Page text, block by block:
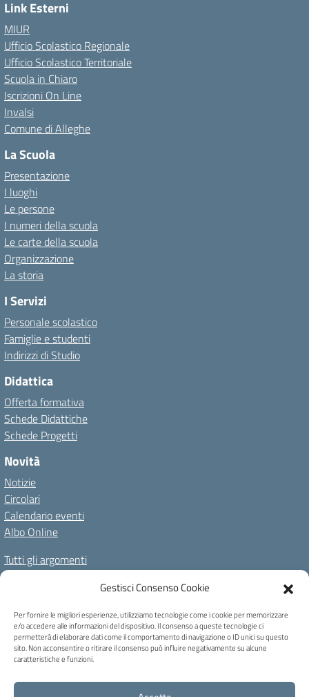
Gestisci Consenso Cookie
Per fornire le migliori esperienze, utilizziamo tecnologie come i cookie per memorizzare
e/o accedere alle informazioni del dispositivo. Il consenso a queste tecnologie ci
permetterà di elaborare dati come il comportamento di navigazione o ID unici su questo
sito. Non acconsentire o ritirare il consenso può influire negativamente su alcune
caratteristiche e funzioni.
Link Esterni
MIUR
Ufficio Scolastico Regionale
Ufficio Scolastico Territoriale
Scuola in Chiaro
Iscrizioni On Line
Invalsi
Comune di Alleghe
La Scuola
Presentazione
I luoghi
Le persone
I numeri della scuola
Le carte della scuola
Organizzazione
La storia
I Servizi
Personale scolastico
Famiglie e studenti
Indirizzi di Studio
Didattica
Offerta formativa
Schede Didattiche
Schede Progetti
Novità
Notizie
Circolari
Calendario eventi
Albo Online
Tutti gli argomenti
Il nostro territorio
Amministrazione TrasparenteAlbo OnlinePrivacy Policy
Dichiarazione di accessibilitàNote legaliCookie Policy
C.F. 80004740256 - Codice univoco ufficio: UFB6QF - Via Carducci, 6 -